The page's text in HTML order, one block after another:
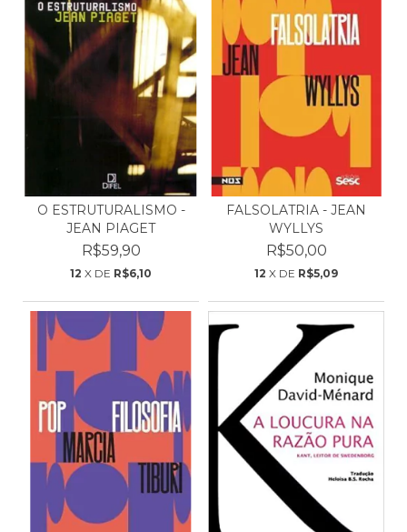
O ESTRUTURALISMO -
JEAN PIAGET
R$59,90
12 X DE R$6,10
FALSOLATRIA - JEAN
WYLLYS
R$50,00
12 X DE R$5,09